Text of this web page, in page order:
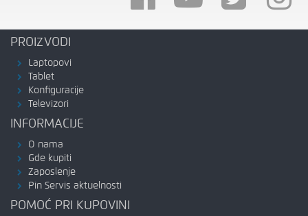
PROIZVODI
Laptopovi
Tablet
Konfiguracije
Televizori
INFORMACIJE
O nama
Gde kupiti
Zaposlenje
Pin Servis aktuelnosti
POMOĆ PRI KUPOVINI